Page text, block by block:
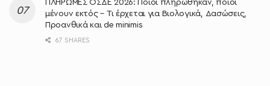
ΠΛΗΡΩΜΕΣ ΟΣΔΕ 2026: Ποιοι πληρώθηκαν, ποιοι
μένουν εκτός – Τι έρχεται για Βιολογικά, Δασώσεις,
Προανθικά και de minimis
67 SHARES